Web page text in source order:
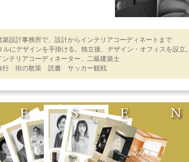
築設計事務所で、設計からインテリアコーディネートまで
にデザインを手掛ける。独立後、デザイン・オフィスを設立。
ンテリアコーディネーター、二級建築士
行 街の散策 読書 サッカー観戦